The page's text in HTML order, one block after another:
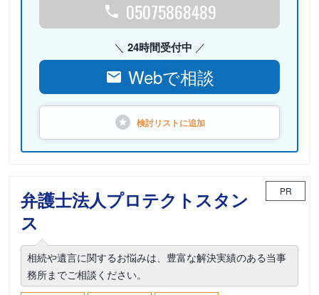
05075868489
24時間受付中
Webで相談
検討リストに追加
弁護士法人プロテクトスタン
ス
PR
相続や遺言に関するお悩みは、豊富な解決実績のある当事
務所までご相談ください。